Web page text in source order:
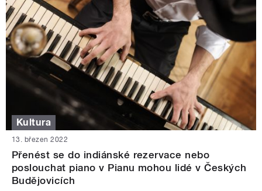
Kultura
13. březen 2022
Přenést se do indiánské rezervace nebo
poslouchat piano v Pianu mohou lidé v Českých
Budějovicích